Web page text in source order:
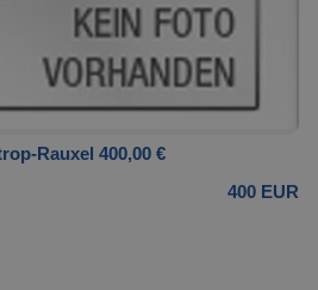
Rauxel 400,00 €
400 EUR